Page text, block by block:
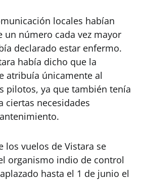
locales habían
un número cada vez mayor
declarado estar enfermo.
había dicho que la
atribuía únicamente al
pilotos, ya que también tenía
ciertas necesidades
los vuelos de Vistara se
organismo indio de control
hasta el 1 de junio el